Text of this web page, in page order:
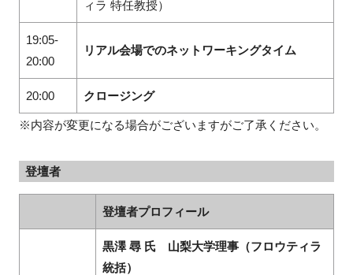
ィラ 特任教授）
19:05-
20:00
リアル会場でのネットワーキングタイム
20:00 クロージング
※内容が変更になる場合がございますがご了承ください。
登壇者
登壇者プロフィール
黒澤 尋 氏 山梨大学理事（フロウティラ
統括）